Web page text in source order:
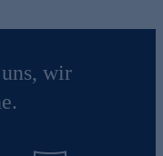
wir